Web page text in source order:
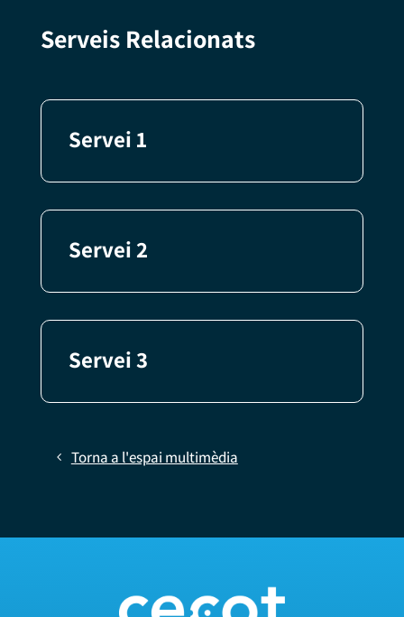
Serveis Relacionats
Servei 1
Servei 2
Servei 3
Torna a l'espai multimèdia